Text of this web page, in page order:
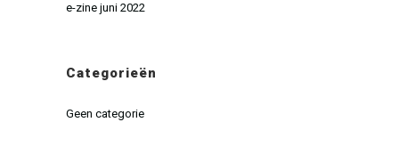
e-zine juni 2022
Categorieën
Geen categorie